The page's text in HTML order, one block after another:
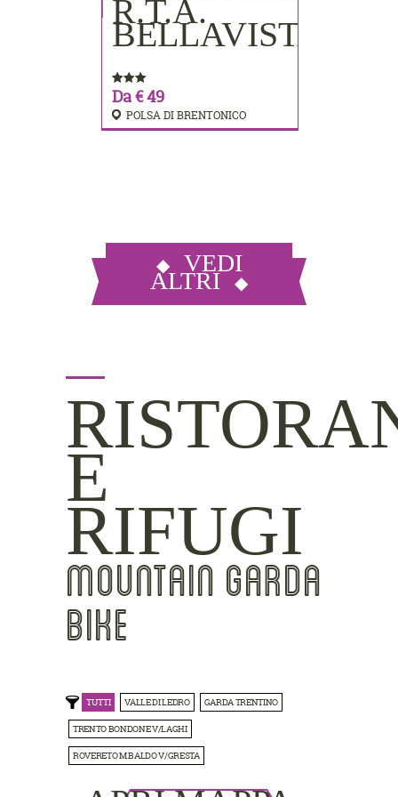
R.T.A.
BELLAVISTA
Da € 49
POLSA DI BRENTONICO
PRENOTA
VEDI
ALTRI
E
RIFUGI
MOUNTAIN GARDA
BIKE
TUTTI VALLE DI LEDRO GARDA TRENTINO
TRENTO BONDONE V/LAGHI
ROVERETO M.BALDO V/GRESTA